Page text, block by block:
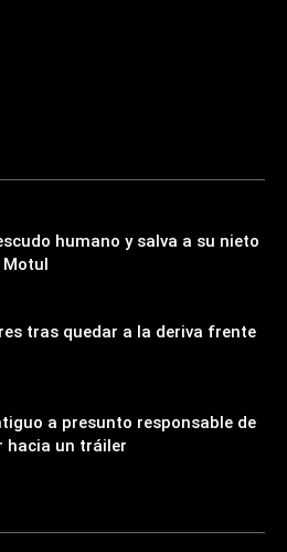
humano y salva a su nieto
Motul
tras quedar a la deriva frente
a presunto responsable de
hacia un tráiler